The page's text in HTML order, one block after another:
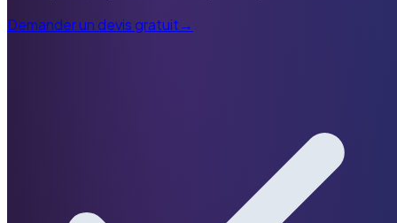
Demander un devis gratuit→